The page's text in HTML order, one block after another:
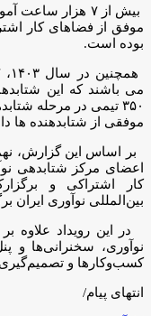
بوده است.
موفقی از شتابدهنده ها
بر اساس این گزارش،
اعضای مرکز شتابدهی
کار اشتراکی و
بین‌المللی نوآوری ایران
نوآوری، سخنرانی‌ها و
کسب‌وکارها و
انتهای پیام/